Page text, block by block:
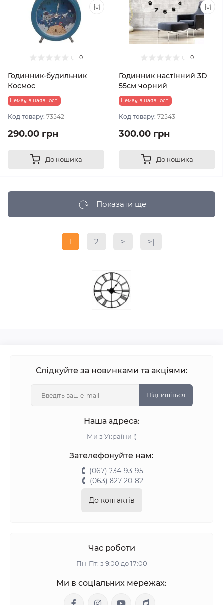
0
Годинник-будильник
Космос
Немає в наявності
Код товару: 73542
290.00 грн
До кошика
0
Годинник настінний 3D
55см чорний
Немає в наявності
Код товару: 72543
300.00 грн
До кошика
Показати ще
1 2 > >|
Слідкуйте за новинками та акціями:
Підпишіться
Наша адреса:
Ми з України !)
Зателефонуйте нам:
(067) 234-93-95
(063) 827-20-82
До контактів
Час роботи
Пн-Пт: з 9:00 до 17:00
Ми в соціальних мережах: